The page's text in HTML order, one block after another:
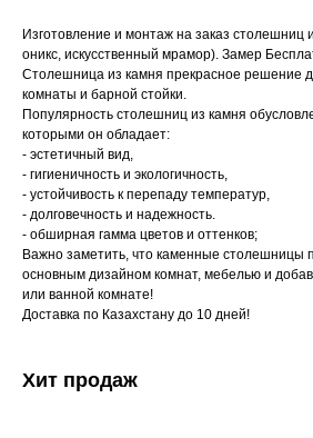
Казахстан, Алматы, ул
32
Изготовление и монтаж на заказ столешниц
оникс, искусственный мрамор). Замер
Столешница из камня прекрасное решение
комнаты и барной стойки.
Популярность столешниц из камня
которыми он обладает:
- эстетичный вид,
- гигиеничность и экологичность,
- устойчивость к перепаду температур,
- долговечность и надежность.
- обширная гамма цветов и оттенков;
Важно заметить, что каменные столешницы
основным дизайном комнат, мебелью и
или ванной комнате!
Доставка по Казахстану до 10 дней!
Хит продаж